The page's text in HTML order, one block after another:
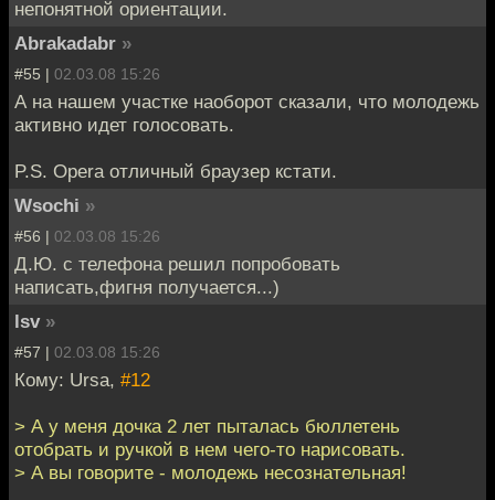
непонятной ориентации.
Abrakadabr »
#55 | 02.03.08 15:26
А на нашем участке наоборот сказали, что молодежь
активно идет голосовать.
P.S. Opera отличный браузер кстати.
Wsochi »
#56 | 02.03.08 15:26
Д.Ю. с телефона решил попробовать
написать,фигня получается...)
lsv »
#57 | 02.03.08 15:26
Кому: Ursa, #12
> А у меня дочка 2 лет пыталась бюллетень
отобрать и ручкой в нем чего-то нарисовать.
> А вы говорите - молодежь несознательная!